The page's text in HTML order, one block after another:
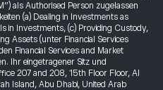
als Authorised Person zugelassen
(a) Dealing in Investments as
in Investments, (c) Providing Custody,
Assets (unter Financial Services
Financial Services and Market
Ihr eingetragener Sitz und
207 and 208, 15th Floor Floor, Al
Island, Abu Dhabi, United Arab